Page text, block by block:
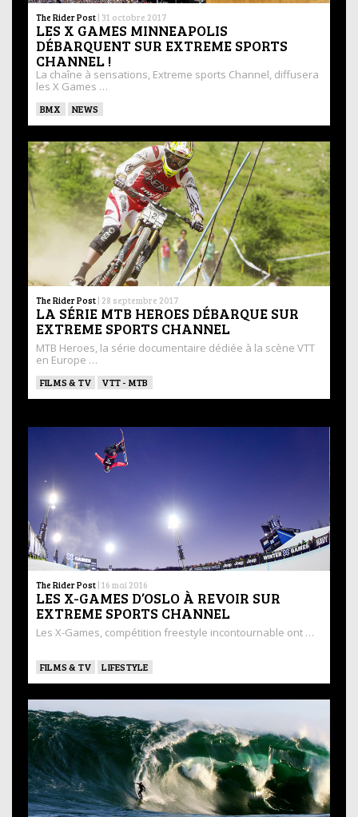
The Rider Post | 31 octobre 2017
LES X GAMES MINNEAPOLIS
DÉBARQUENT SUR EXTREME SPORTS
CHANNEL !
La chaîne à sensations, Extreme sports Channel, diffusera
les X Games …
BMX NEWS
The Rider Post | 28 septembre 2017
LA SÉRIE MTB HEROES DÉBARQUE SUR
EXTREME SPORTS CHANNEL
MTB Heroes, la série documentaire dédiée à la scène VTT
en Europe …
FILMS & TV VTT - MTB
The Rider Post | 16 mai 2016
LES X-GAMES D’OSLO À REVOIR SUR
EXTREME SPORTS CHANNEL
Les X-Games, compétition freestyle incontournable ont …
FILMS & TV LIFESTYLE